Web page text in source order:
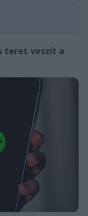
teret veszít a